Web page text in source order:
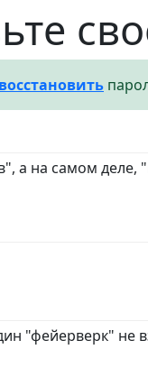
восстановить
а на самом
"фейерверк" не